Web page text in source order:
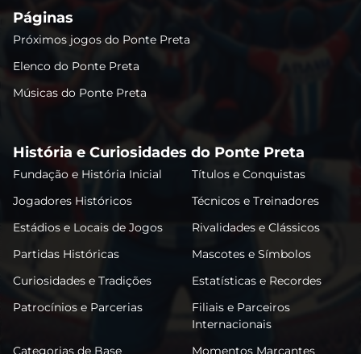
Páginas
Próximos jogos do Ponte Preta
Elenco do Ponte Preta
Músicas do Ponte Preta
História e Curiosidades do Ponte Preta
Fundação e História Inicial
Títulos e Conquistas
Jogadores Históricos
Técnicos e Treinadores
Estádios e Locais de Jogos
Rivalidades e Clássicos
Partidas Históricas
Mascotes e Símbolos
Curiosidades e Tradições
Estatísticas e Recordes
Patrocínios e Parcerias
Filiais e Parceiros
Internacionais
Categorias de Base
Momentos Marcantes